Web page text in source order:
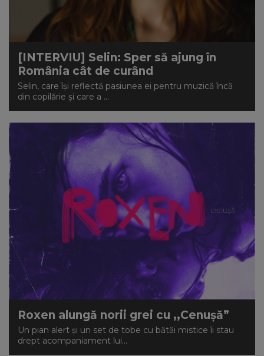
[INTERVIU] Selin: Sper să ajung în
România cât de curând
Selin, care își reflectă pasiunea ei pentru muzică încă
din copilărie și care a ...
Roxen alungă norii grei cu ,,Cenușă”
Un pian alert și un set de tobe cu bătăi mistice îi stau
drept acompaniament lui...